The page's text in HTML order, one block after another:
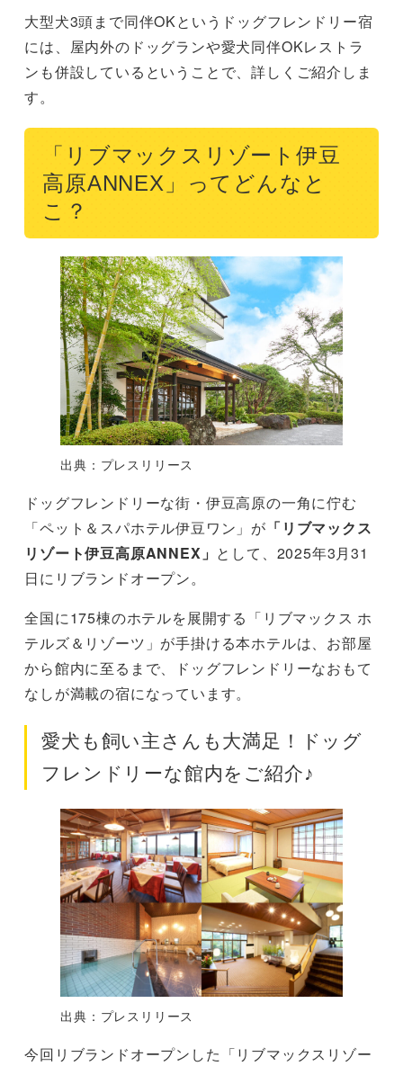
大型犬3頭まで同伴OKというドッグフレンドリー宿
には、屋内外のドッグランや愛犬同伴OKレストラ
ンも併設しているということで、詳しくご紹介しま
す。
「リブマックスリゾート伊豆
高原ANNEX」ってどんなと
こ？
出典：プレスリリース
ドッグフレンドリーな街・伊豆高原の一角に佇む
「ペット＆スパホテル伊豆ワン」が 「リブマックス
リゾート伊豆高原ANNEX」 として、2025年3月31
日にリブランドオープン。
全国に175棟のホテルを展開する「リブマックス ホ
テルズ＆リゾーツ」が手掛ける本ホテルは、お部屋
から館内に至るまで、ドッグフレンドリーなおもて
なしが満載の宿になっています。
愛犬も飼い主さんも大満足！ドッグ
フレンドリーな館内をご紹介♪
出典：プレスリリース
今回リブランドオープンした「リブマックスリゾー